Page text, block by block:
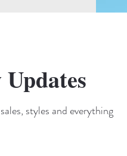
styles and everything